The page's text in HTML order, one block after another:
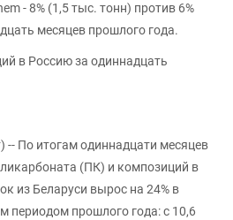
- 8% (1,5 тыс. тонн) против 6%
месяцев прошлого года.
в Россию за одиннадцать
По итогам одиннадцати месяцев
(ПК) и композиций в
из Беларуси вырос на 24% в
периодом прошлого года: с 10,6